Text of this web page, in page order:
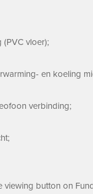
vloer);
en koeling
verbinding;
button on